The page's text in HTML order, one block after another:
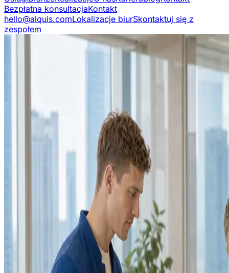
Bezpłatna konsultacjaKontakt
hello@alquis.comLokalizacje biurSkontaktuj się z
zespołem